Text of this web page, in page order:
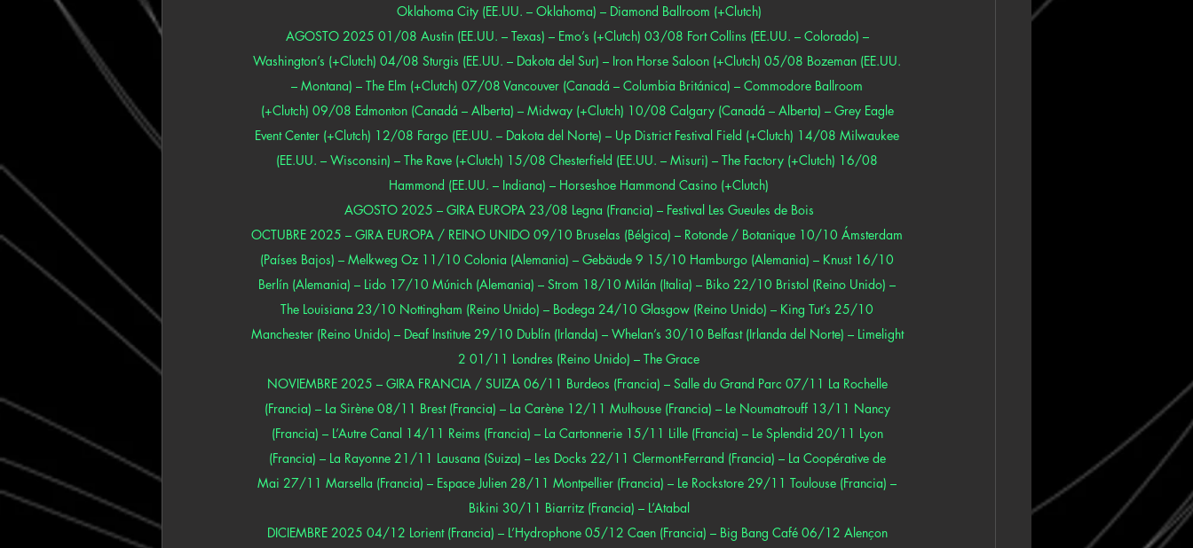
Oklahoma City (EE.UU. – Oklahoma) – Diamond Ballroom (+Clutch)
AGOSTO 2025 01/08 Austin (EE.UU. – Texas) – Emo’s (+Clutch) 03/08 Fort Collins (EE.UU. – Colorado) –
Washington’s (+Clutch) 04/08 Sturgis (EE.UU. – Dakota del Sur) – Iron Horse Saloon (+Clutch) 05/08 Bozeman (EE.UU.
– Montana) – The Elm (+Clutch) 07/08 Vancouver (Canadá – Columbia Británica) – Commodore Ballroom
(+Clutch) 09/08 Edmonton (Canadá – Alberta) – Midway (+Clutch) 10/08 Calgary (Canadá – Alberta) – Grey Eagle
Event Center (+Clutch) 12/08 Fargo (EE.UU. – Dakota del Norte) – Up District Festival Field (+Clutch) 14/08 Milwaukee
(EE.UU. – Wisconsin) – The Rave (+Clutch) 15/08 Chesterfield (EE.UU. – Misuri) – The Factory (+Clutch) 16/08
Hammond (EE.UU. – Indiana) – Horseshoe Hammond Casino (+Clutch)
AGOSTO 2025 – GIRA EUROPA 23/08 Legna (Francia) – Festival Les Gueules de Bois
OCTUBRE 2025 – GIRA EUROPA / REINO UNIDO 09/10 Bruselas (Bélgica) – Rotonde / Botanique 10/10 Ámsterdam
(Países Bajos) – Melkweg Oz 11/10 Colonia (Alemania) – Gebäude 9 15/10 Hamburgo (Alemania) – Knust 16/10
Berlín (Alemania) – Lido 17/10 Múnich (Alemania) – Strom 18/10 Milán (Italia) – Biko 22/10 Bristol (Reino Unido) –
The Louisiana 23/10 Nottingham (Reino Unido) – Bodega 24/10 Glasgow (Reino Unido) – King Tut’s 25/10
Manchester (Reino Unido) – Deaf Institute 29/10 Dublín (Irlanda) – Whelan’s 30/10 Belfast (Irlanda del Norte) – Limelight
2 01/11 Londres (Reino Unido) – The Grace
NOVIEMBRE 2025 – GIRA FRANCIA / SUIZA 06/11 Burdeos (Francia) – Salle du Grand Parc 07/11 La Rochelle
(Francia) – La Sirène 08/11 Brest (Francia) – La Carène 12/11 Mulhouse (Francia) – Le Noumatrouff 13/11 Nancy
(Francia) – L’Autre Canal 14/11 Reims (Francia) – La Cartonnerie 15/11 Lille (Francia) – Le Splendid 20/11 Lyon
(Francia) – La Rayonne 21/11 Lausana (Suiza) – Les Docks 22/11 Clermont-Ferrand (Francia) – La Coopérative de
Mai 27/11 Marsella (Francia) – Espace Julien 28/11 Montpellier (Francia) – Le Rockstore 29/11 Toulouse (Francia) –
Bikini 30/11 Biarritz (Francia) – L’Atabal
DICIEMBRE 2025 04/12 Lorient (Francia) – L’Hydrophone 05/12 Caen (Francia) – Big Bang Café 06/12 Alençon